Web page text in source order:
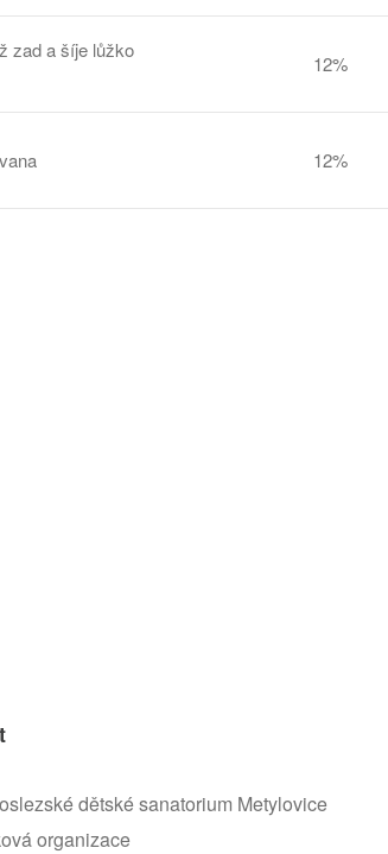
zad a šíje lůžko
12%
12%
dětské sanatorium Metylovice
organizace